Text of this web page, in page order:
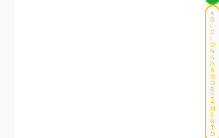
A
D
C
O
N
A
R
A
O
O
R
Ç
A
M
E
N
T
O